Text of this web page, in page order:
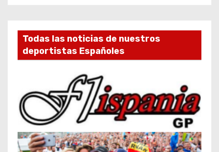
Todas las noticias de nuestros
deportistas Españoles